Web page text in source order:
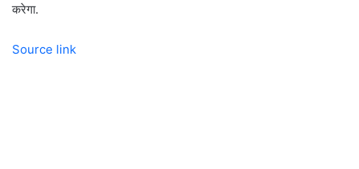
करेगा.
Source link